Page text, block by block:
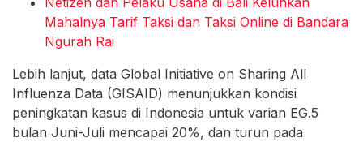
Mahalnya Tarif Taksi dan Taksi Online di Bandara
Ngurah Rai
Lebih lanjut, data Global Initiative on Sharing All
Influenza Data (GISAID) menunjukkan kondisi
peningkatan kasus di Indonesia untuk varian EG.5
bulan Juni-Juli mencapai 20%, dan turun pada